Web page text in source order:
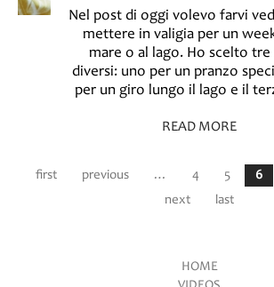
Nel post di oggi volevo farvi
mettere in valigia per un
mare o al lago. Ho scelto
diversi: uno per un pranzo
per un giro lungo il lago e il
READ MORE
Pages
first previous … 4 5 6
next
last
HOME